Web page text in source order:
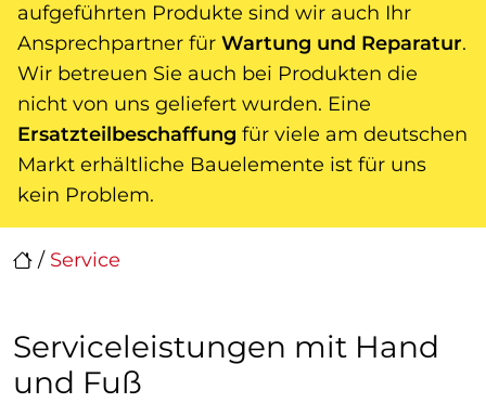
/ Service
aufgeführten Produkte sind wir auch Ihr
Ansprechpartner für Wartung und Reparatur.
Wir betreuen Sie auch bei Produkten die
nicht von uns geliefert wurden. Eine
Ersatzteilbeschaffung für viele am deutschen
Markt erhältliche Bauelemente ist für uns
kein Problem.
Serviceleistungen mit Hand
und Fuß